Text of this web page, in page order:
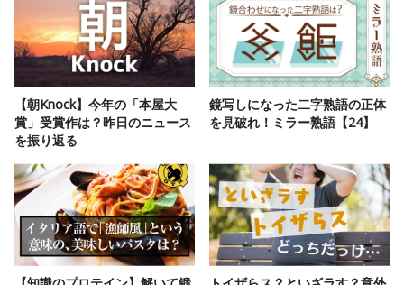
【朝Knock】今年の「本屋大
賞」受賞作は？昨日のニュース
を振り返る
鏡写しになった二字熟語の正体
を見破れ！ミラー熟語【24】